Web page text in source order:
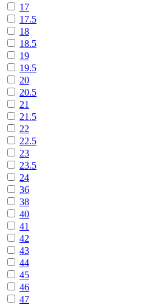
17
17.5
18
18.5
19
19.5
20
20.5
21
21.5
22
22.5
23
23.5
24
36
38
40
41
42
43
44
45
46
47